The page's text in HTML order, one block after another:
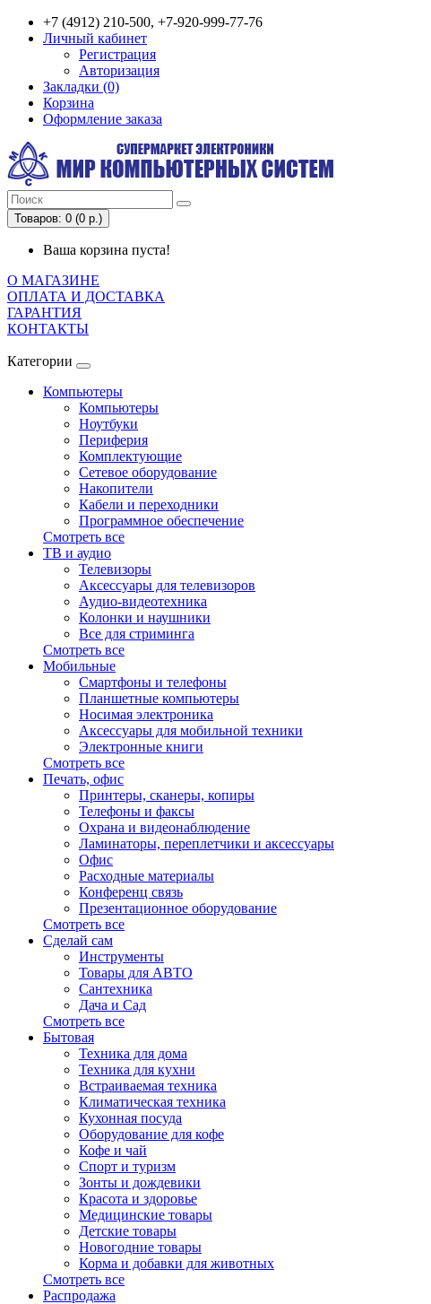
+7 (4912) 210-500, +7-920-999-77-76
Личный кабинет
Регистрация
Авторизация
Закладки (0)
Корзина
Оформление заказа
Товаров: 0 (0 р.)
Ваша корзина пуста!
О МАГАЗИНЕ
ОПЛАТА И ДОСТАВКА
ГАРАНТИЯ
КОНТАКТЫ
Категории
Компьютеры
Компьютеры
Ноутбуки
Периферия
Комплектующие
Сетевое оборудование
Накопители
Кабели и переходники
Программное обеспечение
Смотреть все
ТВ и аудио
Телевизоры
Аксессуары для телевизоров
Аудио-видеотехника
Колонки и наушники
Все для стриминга
Смотреть все
Мобильные
Смартфоны и телефоны
Планшетные компьютеры
Носимая электроника
Аксессуары для мобильной техники
Электронные книги
Смотреть все
Печать, офис
Принтеры, сканеры, копиры
Телефоны и факсы
Охрана и видеонаблюдение
Ламинаторы, переплетчики и аксессуары
Офис
Расходные материалы
Конференц связь
Презентационное оборудование
Смотреть все
Сделай сам
Инструменты
Товары для АВТО
Сантехника
Дача и Сад
Смотреть все
Бытовая
Техника для дома
Техника для кухни
Встраиваемая техника
Климатическая техника
Кухонная посуда
Оборудование для кофе
Кофе и чай
Спорт и туризм
Зонты и дождевики
Красота и здоровье
Медицинские товары
Детские товары
Новогодние товары
Корма и добавки для животных
Смотреть все
Распродажа